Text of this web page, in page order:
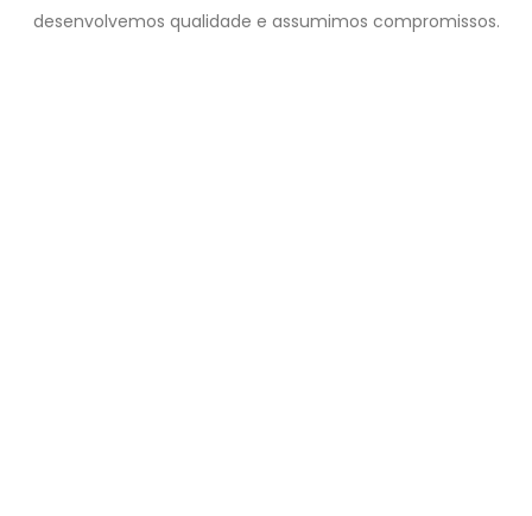
desenvolvemos qualidade e assumimos compromissos.